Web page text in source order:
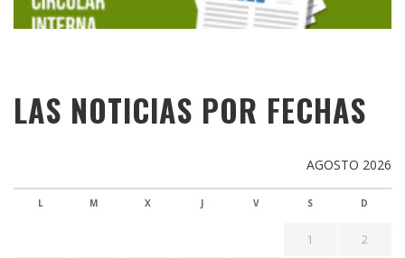
LAS NOTICIAS POR FECHAS
AGOSTO 2026
L M X J V S D
1 2